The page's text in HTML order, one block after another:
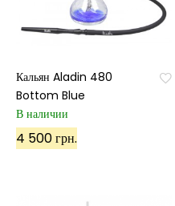
Кальян Aladin 480
Bottom Blue
В наличии
4 500 грн.